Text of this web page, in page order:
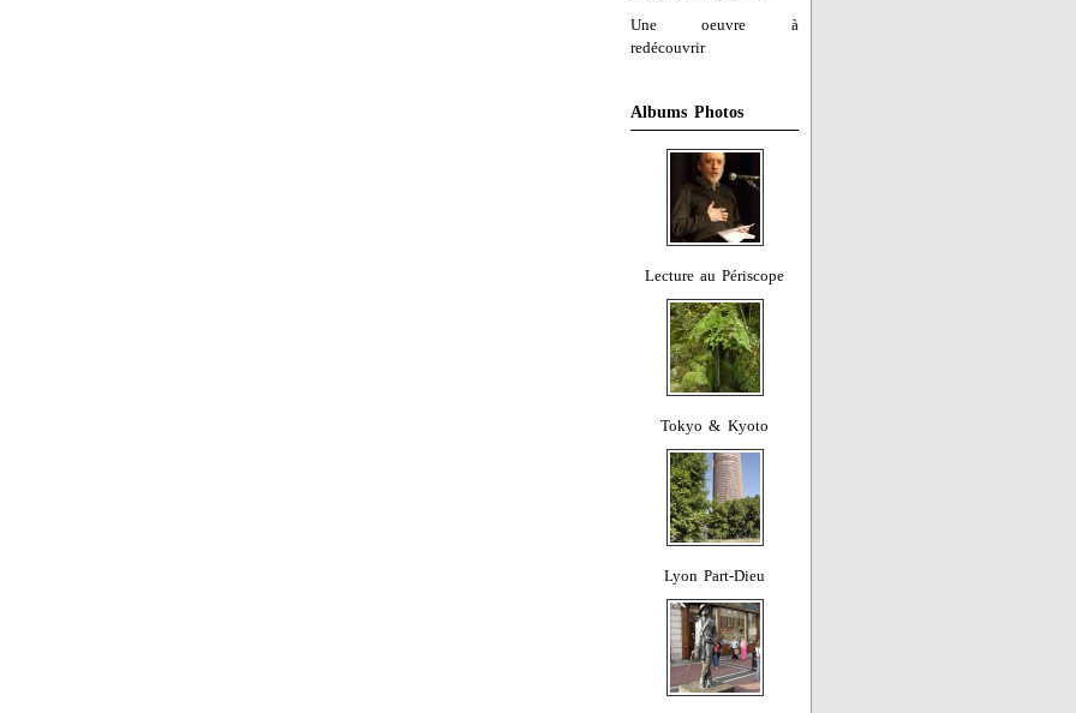
Une oeuvre à
redécouvrir
Albums Photos
Lecture au Périscope
Tokyo & Kyoto
Lyon Part-Dieu